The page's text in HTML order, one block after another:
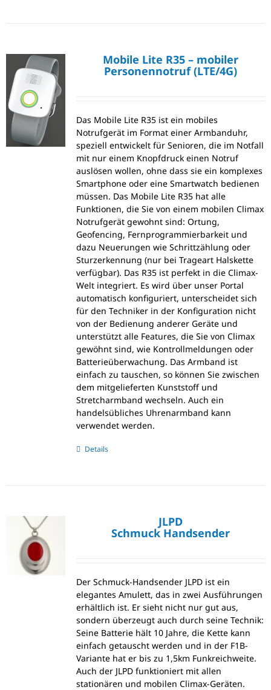
Mobile Lite R35 – mobiler
Personennotruf (LTE/4G)
Das Mobile Lite R35 ist ein mobiles
Notrufgerät im Format einer Armbanduhr,
speziell entwickelt für Senioren, die im Notfall
mit nur einem Knopfdruck einen Notruf
auslösen wollen, ohne dass sie ein komplexes
Smartphone oder eine Smartwatch bedienen
müssen. Das Mobile Lite R35 hat alle
Funktionen, die Sie von einem mobilen Climax
Notrufgerät gewohnt sind: Ortung,
Geofencing, Fernprogrammierbarkeit und
dazu Neuerungen wie Schrittzählung oder
Sturzerkennung (nur bei Trageart Halskette
verfügbar). Das R35 ist perfekt in die Climax-
Welt integriert. Es wird über unser Portal
automatisch konfiguriert, unterscheidet sich
für den Techniker in der Konfiguration nicht
von der Bedienung anderer Geräte und
unterstützt alle Features, die Sie von Climax
gewöhnt sind, wie Kontrollmeldungen oder
Batterieüberwachung. Das Armband ist
einfach zu tauschen, so können Sie zwischen
dem mitgelieferten Kunststoff und
Stretcharmband wechseln. Auch ein
handelsübliches Uhrenarmband kann
verwendet werden.
Details
JLPD
Schmuck Handsender
Der Schmuck-Handsender JLPD ist ein
elegantes Amulett, das in zwei Ausführungen
erhältlich ist. Er sieht nicht nur gut aus,
sondern überzeugt auch durch seine Technik:
Seine Batterie hält 10 Jahre, die Kette kann
einfach getauscht werden und in der F1B-
Variante hat er bis zu 1,5km Funkreichweite.
Auch der JLPD funktioniert mit allen
stationären und mobilen Climax-Geräten.